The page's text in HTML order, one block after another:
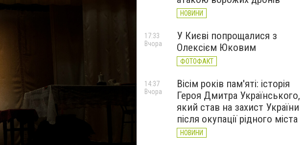
НОВИНИ
У Києві попрощалися з
Олексієм Юковим
ФОТОФАКТ
17:33
Вчора
Вісім років пам'яті: історія
Героя Дмитра Українського,
який став на захист України
після окупації рідного міста
НОВИНИ
14:37
Вчора